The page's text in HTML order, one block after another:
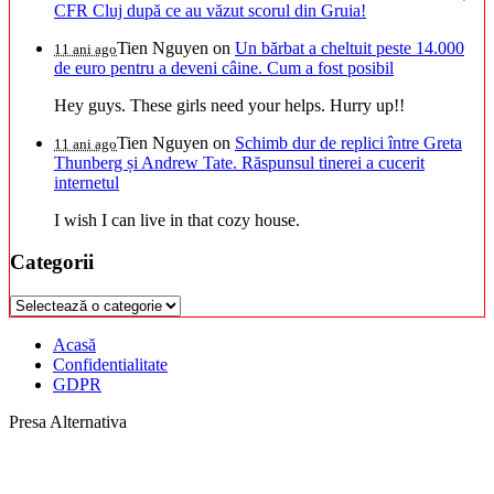
CFR Cluj după ce au văzut scorul din Gruia!
11 ani agoTien Nguyen on Un bărbat a cheltuit peste 14.000
de euro pentru a deveni câine. Cum a fost posibil
Hey guys. These girls need your helps. Hurry up!!
11 ani agoTien Nguyen on Schimb dur de replici între Greta
Thunberg și Andrew Tate. Răspunsul tinerei a cucerit
internetul
I wish I can live in that cozy house.
Categorii
Categorii
Acasă
Confidentialitate
GDPR
Presa Alternativa